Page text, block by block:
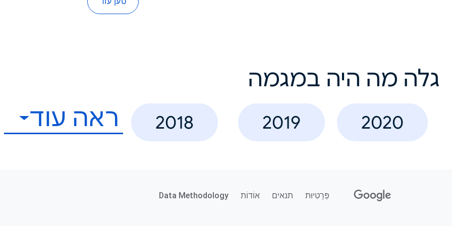
גלה מה היה במגמה
2020
2019
2018 ראה עוד
פְּרָטִיוּת תנאים אוֹדוֹת Data Methodology